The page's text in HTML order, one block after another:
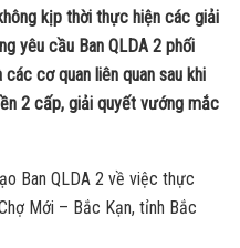
kịp thời thực hiện các giải
yêu cầu Ban QLDA 2 phối
cơ quan liên quan sau khi
2 cấp, giải quyết vướng mắc
Ban QLDA 2 về việc thực
Mới – Bắc Kạn, tỉnh Bắc